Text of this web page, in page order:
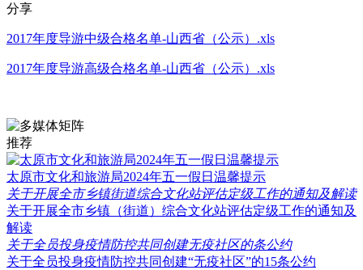
分享
2017年度导游中级合格名单-山西省（公示）.xls
2017年度导游高级合格名单-山西省（公示）.xls
推荐
太原市文化和旅游局2024年五一假日温馨提示
关于开展全市乡镇街道综合文化站评估定级工作的通知及解读
关于开展全市乡镇（街道）综合文化站评估定级工作的通知及
解读
关于全员投身疫情防控共同创建无疫社区的条公约
关于全员投身疫情防控共同创建“无疫社区”的15条公约